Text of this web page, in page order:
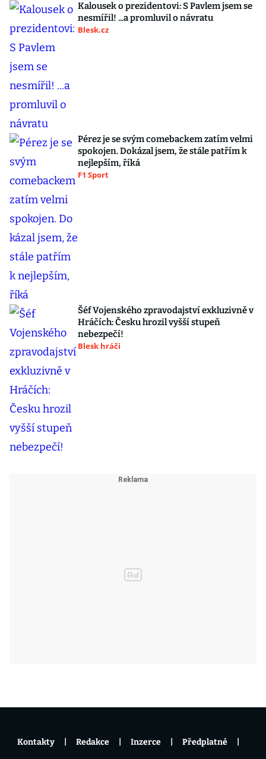
Kalousek o prezidentovi: S Pavlem jsem se
nesmířil! ...a promluvil o návratu
Blesk.cz
Pérez je se svým comebackem zatím velmi
spokojen. Dokázal jsem, že stále patřím k
nejlepším, říká
F1 Sport
Šéf Vojenského zpravodajství exkluzivně v
Hráčích: Česku hrozil vyšší stupeň
nebezpečí!
Blesk hráči
Kontakty Redakce Inzerce Předplatné